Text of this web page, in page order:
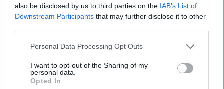
also be disclosed by us to third parties on the IAB’s List of
Downstream Participants that may further disclose it to other
Personal Data Processing Opt Outs
I want to opt-out of the Sharing of my
personal data.
Opted In
érettségi 2026
írásbeli érettségi
szóbeli érettségi